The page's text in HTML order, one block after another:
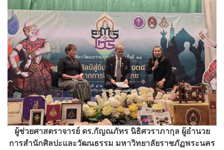
ผู้ช่วยศาสตราจารย์ ดร.กัญณภัทร นิธิศวราภากุล ผู้อำนวย
การสำนักศิลปะและวัฒนธรรม มหาวิทยาลัยราชภัฏพระนคร